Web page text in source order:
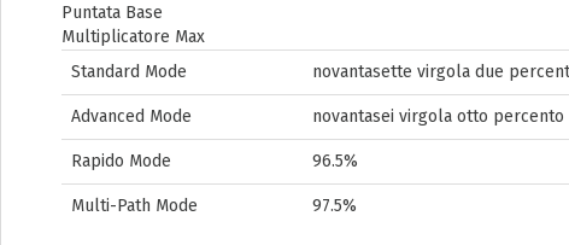
Puntata Base
Multiplicatore Max
Standard Mode
novantasette virgola due
Advanced Mode novantasei virgola otto percento
Rapido Mode 96.5%
Multi-Path Mode 97.5%